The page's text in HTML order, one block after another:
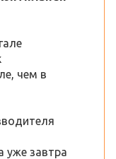
чем в
уже завтра